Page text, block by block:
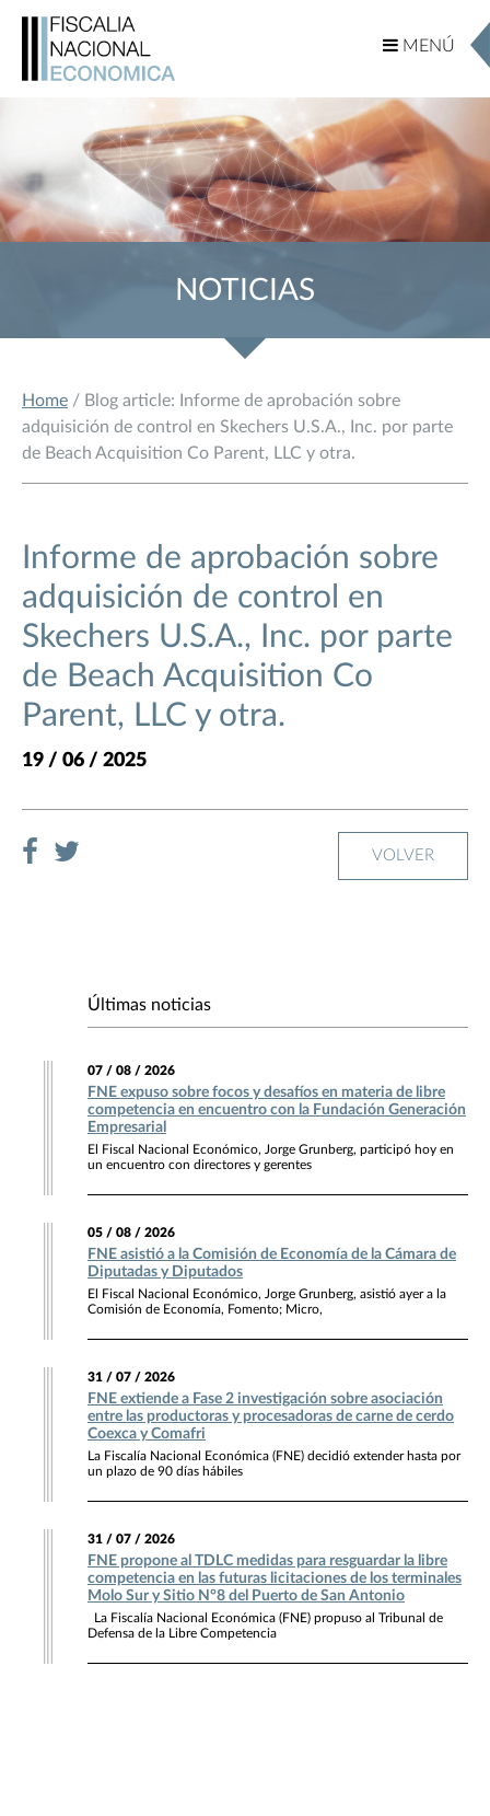
MENÚ
MENÚ
NOTICIAS
Home / Blog article: Informe de aprobación sobre
adquisición de control en Skechers U.S.A., Inc. por parte
de Beach Acquisition Co Parent, LLC y otra.
Informe de aprobación sobre
adquisición de control en
Skechers U.S.A., Inc. por parte
de Beach Acquisition Co
Parent, LLC y otra.
19 / 06 / 2025
VOLVER
Últimas noticias
07 / 08 / 2026
FNE expuso sobre focos y desafíos en materia de libre
competencia en encuentro con la Fundación Generación
Empresarial
El Fiscal Nacional Económico, Jorge Grunberg, participó hoy en
un encuentro con directores y gerentes
05 / 08 / 2026
FNE asistió a la Comisión de Economía de la Cámara de
Diputadas y Diputados
El Fiscal Nacional Económico, Jorge Grunberg, asistió ayer a la
Comisión de Economía, Fomento; Micro,
31 / 07 / 2026
FNE extiende a Fase 2 investigación sobre asociación
entre las productoras y procesadoras de carne de cerdo
Coexca y Comafri
La Fiscalía Nacional Económica (FNE) decidió extender hasta por
un plazo de 90 días hábiles
31 / 07 / 2026
FNE propone al TDLC medidas para resguardar la libre
competencia en las futuras licitaciones de los terminales
Molo Sur y Sitio N°8 del Puerto de San Antonio
La Fiscalía Nacional Económica (FNE) propuso al Tribunal de
Defensa de la Libre Competencia